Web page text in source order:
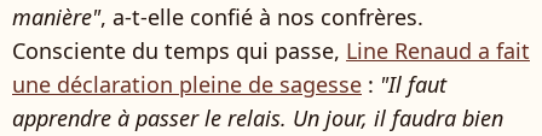
manière", a-t-elle confié à nos confrères.
Consciente du temps qui passe, Line Renaud a fait
une déclaration pleine de sagesse : "Il faut
apprendre à passer le relais. Un jour, il faudra bien